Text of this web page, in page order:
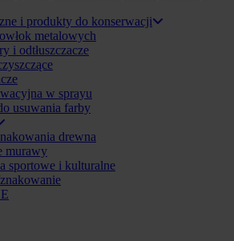
i produkty do konserwacji
metalowych
i odtłuszczacze
w sprayu
usuwania farby
drewna
murawy
sportowe i kulturalne